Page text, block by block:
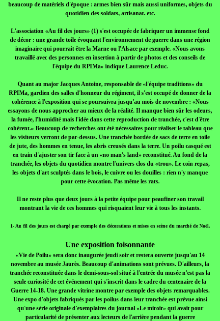
beaucoup de matériels d'époque : armes bien sûr mais aussi uniformes, objets du
quotidien des soldats, artisanat. etc.
L'association «Au fil des jours» (1) s'est occupée de fabriquer un immense fond
de décor : une grande toile évoquant l'environnement de guerre dans une région
imaginaire qui pourrait être la Marne ou l'Alsace par exemple. «Nous avons
travaillé avec des personnes en insertion à partir de photos et des conseils de
l'équipe du RPIMa» indique Laurence Leduc.
Quant au major Jacques Antoine, responsable de «l'équipe traditions» du
RPIMa, gardien des salles d'honneur du régiment, il s'est occupé de donner de la
cohérence à l'exposition qui se poursuivra jusqu'au mois de novembre : «Nous
essayons de nous approcher au mieux de la réalité. Il manque bien sûr les odeurs,
la fumée, l'humidité mais l'idée dans cette reproduction de tranchée, c'est d'être
cohérent.» Beaucoup de recherches ont été nécessaires pour réaliser le tableau que
les visiteurs verront de par-dessus. Une tranchée bordée de sacs de terre en toile
de jute, des hommes en tenue, les abris creusés dans la terre. Un poilu casqué est
en train d'ajuster son tir face à un «no man's land» reconstitué. Au fond de la
tranchée, les objets du quotidien montre l'univers clos du «trou». Le coin repas,
les objets d'art sculptés dans le bois, le cuivre ou les douilles : rien n'y manque
pour cette évocation. Pas même les rats.
Il ne reste plus que deux jours à la petite équipe pour peaufiner son travail
montrant la vie de ces hommes qui risquaient leur vie à tous les instants.
1- Au fil des jours est chargé par exemple des décorations et mises en scène du marché de Noël.
Une exposition foisonnante
«Vie de Poilu» sera donc inaugurée jeudi soir et restera ouverte jusqu'au 14
novembre au musée Jaurès. Beaucoup d'animations sont prévues. D'ailleurs, la
tranchée reconstituée dans le demi-sous-sol situé à l'entrée du musée n'est pas la
seule curiosité de cet événement qui s'inscrit dans le cadre du centenaire de la
Guerre 14-18. Une grande vitrine montre par exemple des objets remarquables.
Une expo d'objets fabriqués par les poilus dans leur tranchée est prévue ainsi
qu'une série originale d'exemplaires du journal «Le miroir» qui avait pour
particularité de présenter aux lecteurs de l'arrière pendant la guerre